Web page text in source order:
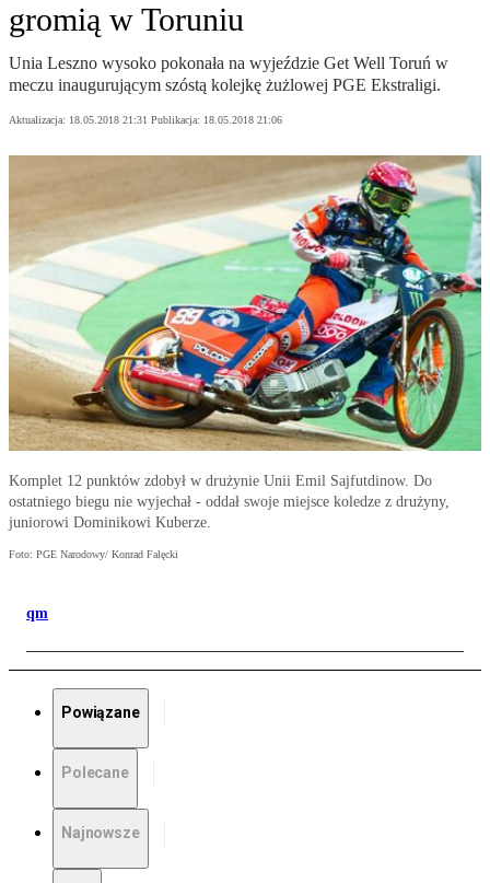
gromią w Toruniu
Unia Leszno wysoko pokonała na wyjeździe Get Well Toruń w
meczu inaugurującym szóstą kolejkę żużlowej PGE Ekstraligi.
Aktualizacja: 18.05.2018 21:31 Publikacja: 18.05.2018 21:06
Komplet 12 punktów zdobył w drużynie Unii Emil Sajfutdinow. Do
ostatniego biegu nie wyjechał - oddał swoje miejsce koledze z drużyny,
juniorowi Dominikowi Kuberze.
Foto: PGE Narodowy/ Konrad Falęcki
qm
Powiązane
Polecane
Najnowsze